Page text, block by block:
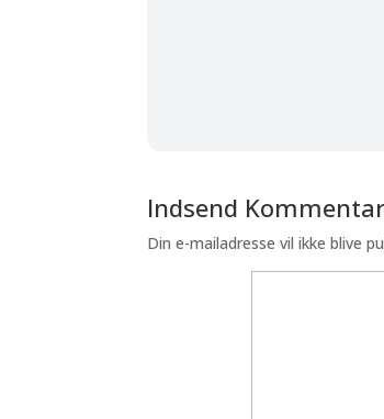
Indsend Kommentar
Din e-mailadresse vil ikke blive